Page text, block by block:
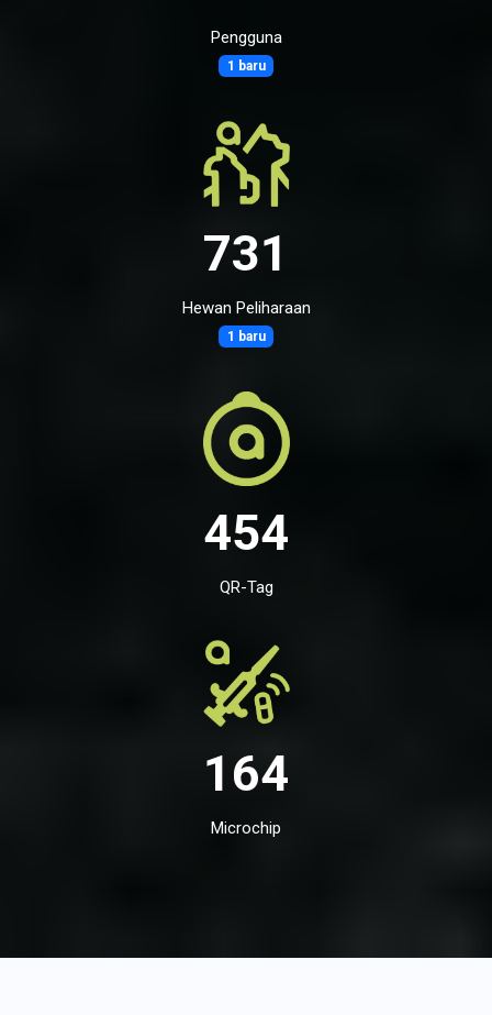
Pengguna
1 baru
731
Hewan Peliharaan
1 baru
454
QR-Tag
164
Microchip